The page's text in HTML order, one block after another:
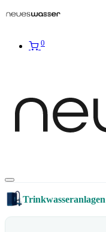
0
Trinkwasseranlagen